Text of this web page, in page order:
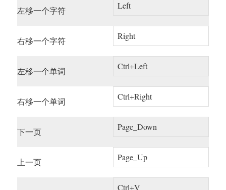
左移一个字符 Left
右移一个字符 Right
左移一个单词 Ctrl+Left
右移一个单词 Ctrl+Right
下一页 Page_Down
上一页 Page_Up
Ctrl+V